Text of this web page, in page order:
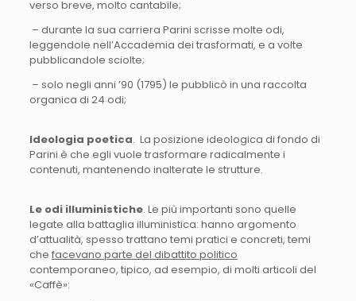
verso breve, molto cantabile;
– durante la sua carriera Parini scrisse molte odi,
leggendole nell’Accademia dei trasformati, e a volte
pubblicandole sciolte;
– solo negli anni ’90 (1795) le pubblicò in una raccolta
organica di 24 odi;
Ideologia poetica. La posizione ideologica di fondo di
Parini è che egli vuole trasformare radicalmente i
contenuti, mantenendo inalterate le strutture.
Le odi illuministiche. Le più importanti sono quelle
legate alla battaglia illuministica: hanno argomento
d’attualità, spesso trattano temi pratici e concreti, temi
che facevano parte del dibattito politico
contemporaneo, tipico, ad esempio, di molti articoli del
«Caffè»: